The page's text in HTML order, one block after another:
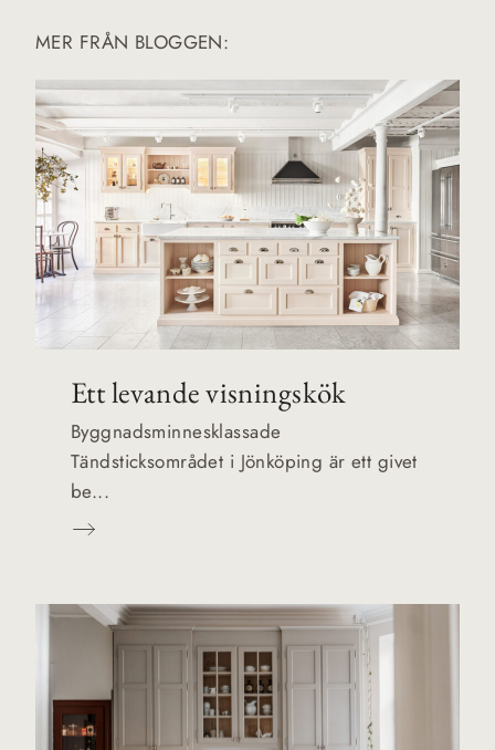
MER FRÅN BLOGGEN:
Ett levande visningskök
Byggnadsminnesklassade
Tändsticksområdet i Jönköping är ett givet
be...